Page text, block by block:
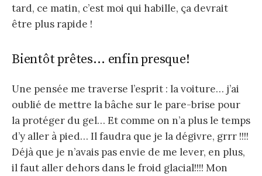
tard, ce matin, c’est moi qui habille, ça devrait
être plus rapide !
Bientôt prêtes… enfin presque!
Une pensée me traverse l’esprit : la voiture… j’ai
oublié de mettre la bâche sur le pare-brise pour
la protéger du gel… Et comme on n’a plus le temps
d’y aller à pied… Il faudra que je la dégivre, grrr !!!!
Déjà que je n’avais pas envie de me lever, en plus,
il faut aller dehors dans le froid glacial!!!! Mon